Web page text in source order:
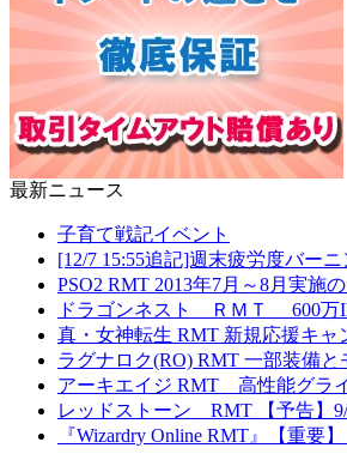
最新ニュース
子育て戦記イベント
[12/7 15:55追記]週末疲労度バー
PSO2 RMT 2013年7月～8月実施
ドラゴンネスト ＲＭＴ 600万
真・女神転生 RMT 新規応援キ
ラグナロク(RO) RMT 一部装備
アーキエイジ RMT 高性能グラ
レッドストーン RMT 【予告】
『Wizardry Online RMT』【重